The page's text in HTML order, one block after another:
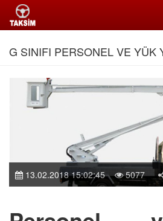
G SINIFI PERSONEL VE YÜK
13.02.2018 15:02:45 5077